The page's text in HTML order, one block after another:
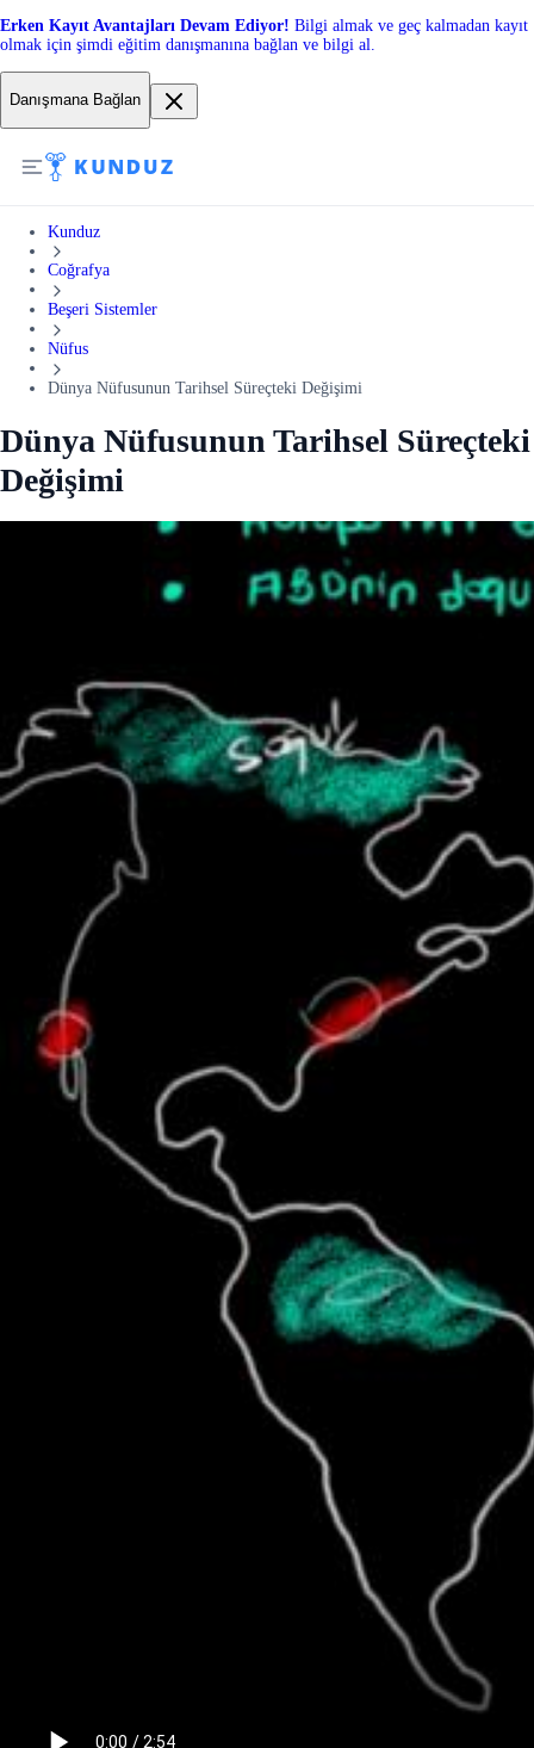
Erken Kayıt Avantajları Devam Ediyor! Bilgi almak ve geç kalmadan kayıt
olmak için şimdi eğitim danışmanına bağlan ve bilgi al.
Danışmana Bağlan
Kunduz
Coğrafya
Beşeri Sistemler
Nüfus
Dünya Nüfusunun Tarihsel Süreçteki Değişimi
Dünya Nüfusunun Tarihsel Süreçteki
Değişimi